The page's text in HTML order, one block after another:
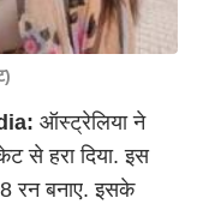
ऑस्ट्रेलिया ने
से हरा दिया. इस
रन बनाए. इसके